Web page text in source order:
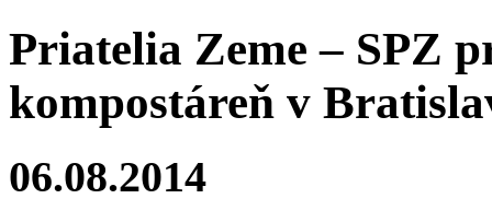
Priatelia Zeme – SPZ
kompostáreň v
06.08.2014